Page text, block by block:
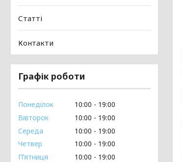
Статті
Контакти
Графік роботи
Понеділок 10:00
19:00
Вівторок
10:00
19:00
Середа
10:00
19:00
Четвер
10:00
19:00
Пʼятниця
10:00
19:00